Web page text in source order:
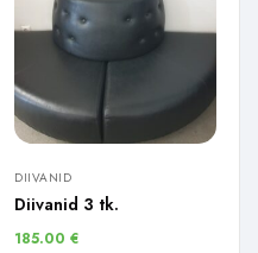
DIIVANID
Diivanid 3 tk.
185.00 €